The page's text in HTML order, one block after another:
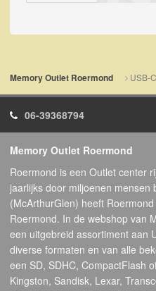
Memory Outlet Roermond USB-C
06-39368794
Memory Outlet Roermond
Roermond is een Outlet center
jaarlijks door miljoenen mensen
(McArthurGlen) heeft
Roermond. In de webshop van
een uitgebreid assortiment aan
diverse formaten en van alle
een SD, SDHC, CompactFlash
Kingston, Sandisk, Lexar,